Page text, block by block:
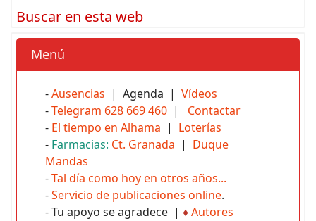
Buscar en esta web
Menú
-Ausencias | Agenda | Vídeos
-Telegram 628 669 460 | Contactar
- El tiempo en Alhama | Loterías
- Farmacias: Ct. Granada | Duque
Mandas
-Tal día como hoy en otros años...
-Servicio de publicaciones online.
- Tu apoyo se agradece | ♦Autores